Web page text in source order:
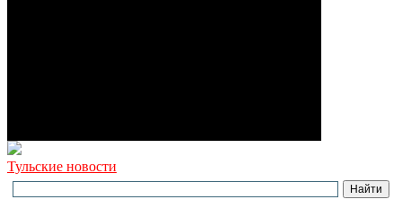
Тульские новости